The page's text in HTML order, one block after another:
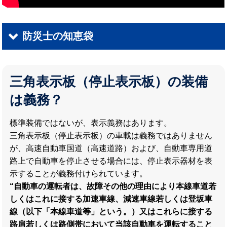
防災士の知恵袋
三角表示板（停止表示板）の装備
は義務？
標準装備ではないが、表示義務はあります。
三角表示板（停止表示板）の車載は義務ではありません
が、高速自動車国道（高速道路）および、自動車専用道
路上で自動車を停止させる場合には、停止表示器材を表
示することが義務付けられています。
“自動車の運転者は、故障その他の理由により本線車道若
しくはこれに接する加速車線、減速車線若しくは登坂車
線（以下「本線車道等」という。）又はこれらに接する
路肩若しくは路側帯において当該自動車を運転すること